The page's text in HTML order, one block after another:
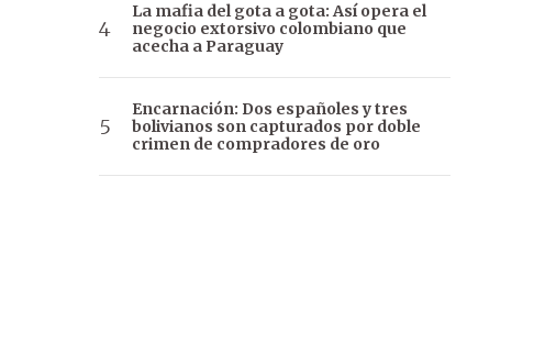
La mafia del gota a gota: Así opera el
negocio extorsivo colombiano que
acecha a Paraguay
Encarnación: Dos españoles y tres
bolivianos son capturados por doble
crimen de compradores de oro